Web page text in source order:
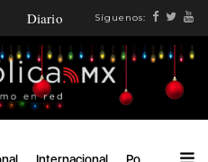
Diario Síguenos:
Internacional Política